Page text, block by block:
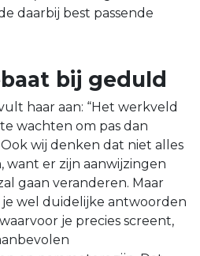
daarbij best passende
bij geduld
haar aan: “Het werkveld
wachten om pas dan
wij denken dat niet alles
want er zijn aanwijzingen
gaan veranderen. Maar
wel duidelijke antwoorden
je precies screent,